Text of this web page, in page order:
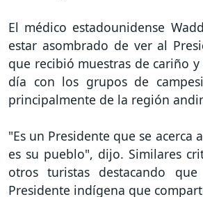
El médico estadounidense
estar asombrado de ver al
que recibió muestras de cariño
día con los grupos de
principalmente de la región
"Es un Presidente que se acerca
es su pueblo", dijo. Similares
otros turistas destacando
Presidente indígena que